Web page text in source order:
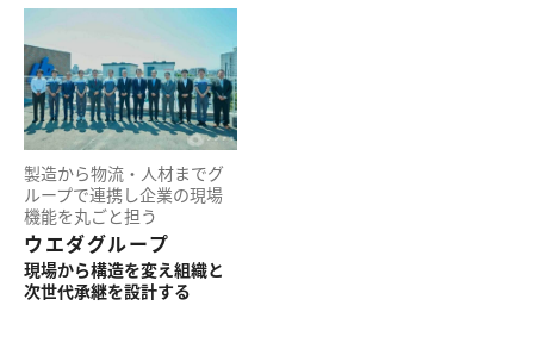
製造から物流・ 人材までグ
ループで連携し企業の現場
機能を丸ごと担う
ウエダグループ
現場から構造を変え組織と
次世代承継を設計する